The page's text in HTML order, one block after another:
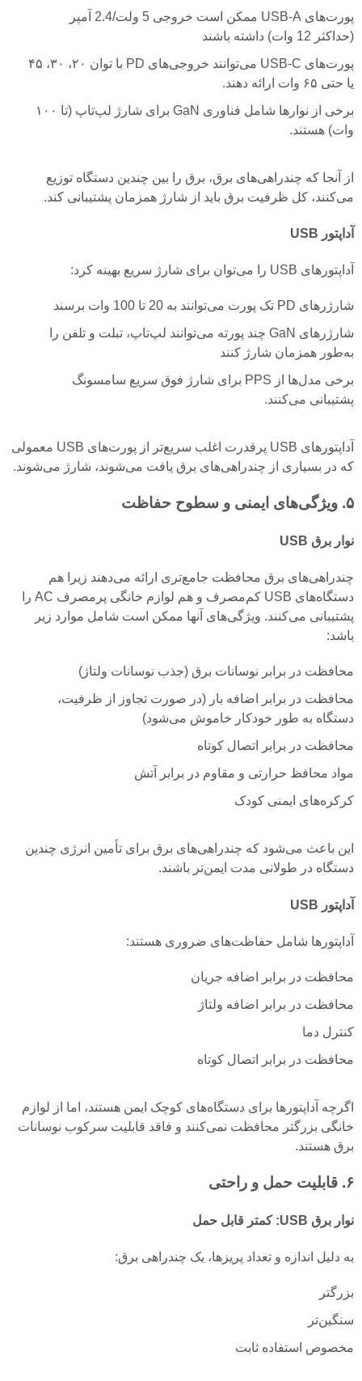
پورت‌های USB-A ممکن است خروجی 5 ولت/2.4 آمپر
(حداکثر 12 وات) داشته باشند
پورت‌های USB-C می‌توانند خروجی‌های PD با توان ۲۰، ۳۰، ۴۵
یا حتی ۶۵ وات ارائه دهند.
برخی از نوارها شامل فناوری GaN برای شارژ لپ‌تاپ (تا ۱۰۰
وات) هستند.
از آنجا که چندراهی‌های برق، برق را بین چندین دستگاه توزیع
می‌کنند، کل ظرفیت برق باید از شارژ همزمان پشتیبانی کند.
آداپتور USB
آداپتورهای USB را می‌توان برای شارژ سریع بهینه کرد:
شارژرهای PD تک پورت می‌توانند به 20 تا 100 وات برسند
شارژرهای GaN چند پورته می‌توانند لپ‌تاپ، تبلت و تلفن را
به‌طور همزمان شارژ کنند
برخی مدل‌ها از PPS برای شارژ فوق سریع سامسونگ
پشتیبانی می‌کنند.
آداپتورهای USB پرقدرت اغلب سریع‌تر از پورت‌های USB معمولی
که در بسیاری از چندراهی‌های برق یافت می‌شوند، شارژ می‌شوند.
نوار برق USB
چندراهی‌های برق محافظت جامع‌تری ارائه می‌دهند زیرا هم
دستگاه‌های USB کم‌مصرف و هم لوازم خانگی پرمصرف AC را
پشتیبانی می‌کنند. ویژگی‌های آنها ممکن است شامل موارد زیر
باشد:
محافظت در برابر نوسانات برق (جذب نوسانات ولتاژ)
محافظت در برابر اضافه بار (در صورت تجاوز از ظرفیت،
دستگاه به طور خودکار خاموش می‌شود)
محافظت در برابر اتصال کوتاه
مواد محافظ حرارتی و مقاوم در برابر آتش
کرکره‌های ایمنی کودک
این باعث می‌شود که چندراهی‌های برق برای تأمین انرژی چندین
دستگاه در طولانی مدت ایمن‌تر باشند.
آداپتور USB
آداپتورها شامل حفاظت‌های ضروری هستند:
محافظت در برابر اضافه جریان
محافظت در برابر اضافه ولتاژ
کنترل دما
محافظت در برابر اتصال کوتاه
اگرچه آداپتورها برای دستگاه‌های کوچک ایمن هستند، اما از لوازم
خانگی بزرگتر محافظت نمی‌کنند و فاقد قابلیت سرکوب نوسانات
برق هستند.
نوار برق USB: کمتر قابل حمل
به دلیل اندازه و تعداد پریزها، یک چندراهی برق:
بزرگتر
سنگین‌تر
مخصوص استفاده ثابت